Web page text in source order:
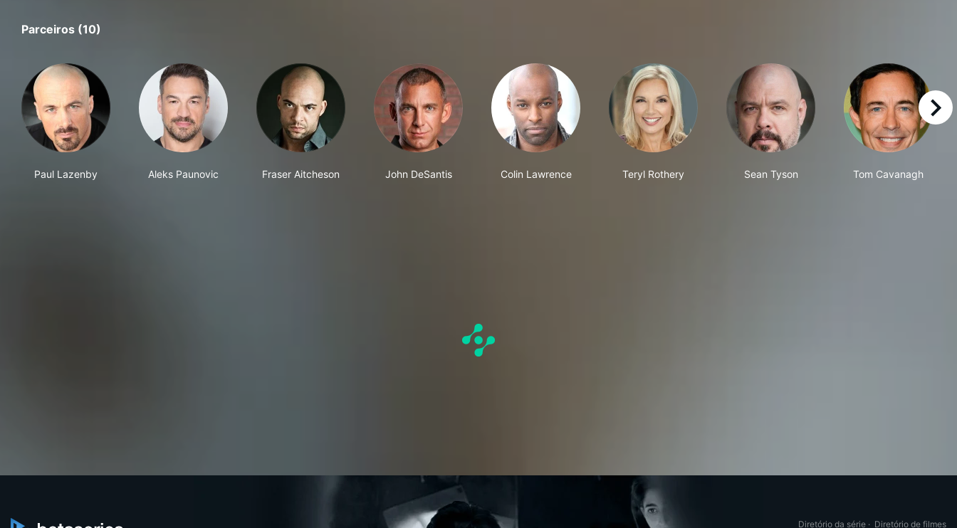
Parceiros (10)
Paul Lazenby Aleks Paunovic Fraser Aitcheson John DeSantis Colin Lawrence Teryl Rothery Sean Tyson Tom Cavanagh
right
Diretório da série · Diretório de filmes